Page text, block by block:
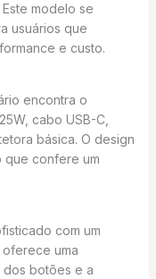
modelo se
usuários que
e custo.
encontra o
cabo USB-C,
básica. O design
que confere um
com um
uma
dos botões e a